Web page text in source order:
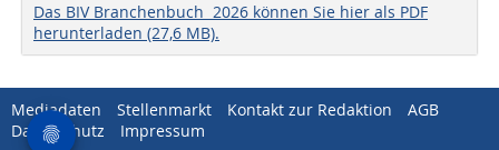
Das BIV Branchenbuch 2026 können Sie hier als PDF
herunterladen (27,6 MB).
Mediadaten Stellenmarkt Kontakt zur Redaktion
AGB
Datenschutz
Impressum